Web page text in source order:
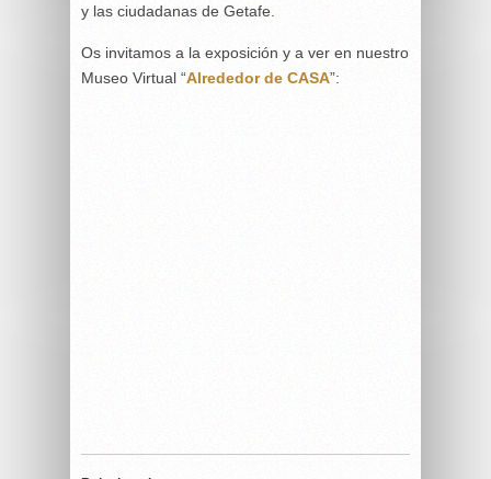
y las ciudadanas de Getafe.
Os invitamos a la exposición y a ver en nuestro
Museo Virtual “Alrededor de CASA”: